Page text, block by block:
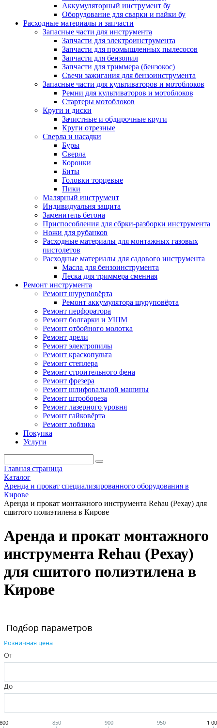
Аккумуляторный инструмент бу
Оборудование для сварки и пайки бу
Расходные материалы и запчасти
Запасные части для инструмента
Запчасти для электроинструмента
Запчасти для промышленных пылесосов
Запчасти для бензопил
Запчасти для триммера (бензокос)
Свечи зажигания для бензоинструмента
Запасные части для культиваторов и мотоблоков
Ремни для культиваторов и мотоблоков
Стартеры мотоблоков
Круги и диски
Зачистные и обдирочные круги
Круги отрезные
Сверла и насадки
Буры
Сверла
Коронки
Биты
Головки торцевые
Пики
Малярный инструмент
Индивидуальня защита
Заменитель бетона
Приспособления для сбрки-разборки инструмента
Ножи для рубанков
Расходные материалы для монтажных газовых
пистолетов
Расходные материалы для садового инструмента
Масла для бензоинструмента
Леска для триммера сменная
Ремонт инструмента
Ремонт шуруповёрта
Ремонт аккумулятора шуруповёрта
Ремонт перфоратора
Ремонт болгарки и УШМ
Ремонт отбойного молотка
Ремонт дрели
Ремонт электропилы
Ремонт краскопульта
Ремонт степлера
Ремонт строительного фена
Ремонт фрезера
Ремонт шлифовальной машины
Ремонт штробореза
Ремонт лазерного уровня
Ремонт гайковёрта
Ремонт лобзика
Покупка
Услуги
Главная страница
Каталог
Аренда и прокат специализированного оборудования в
Кирове
Аренда и прокат монтажного инструмента Rehau (Рехау) для
сшитого полиэтилена в Кирове
Аренда и прокат монтажного
инструмента Rehau (Рехау)
для сшитого полиэтилена в
Кирове
Подбор параметров
Розничная цена
От
До
850 900 950 1